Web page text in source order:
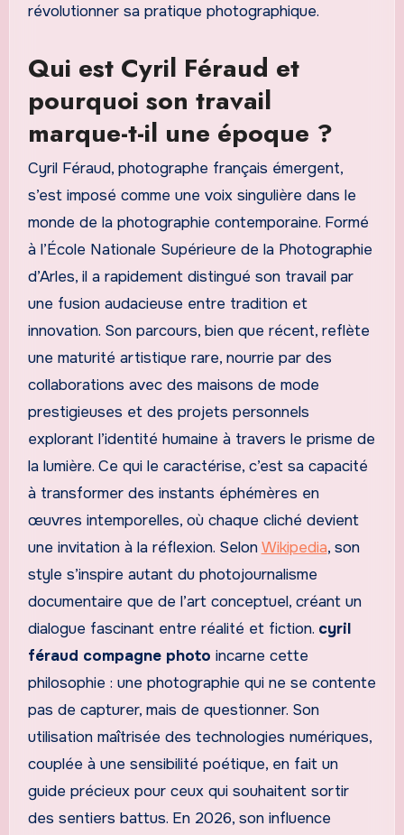
révolutionner sa pratique photographique.
Qui est Cyril Féraud et
pourquoi son travail
marque-t-il une époque ?
Cyril Féraud, photographe français émergent,
s’est imposé comme une voix singulière dans le
monde de la photographie contemporaine. Formé
à l’École Nationale Supérieure de la Photographie
d’Arles, il a rapidement distingué son travail par
une fusion audacieuse entre tradition et
innovation. Son parcours, bien que récent, reflète
une maturité artistique rare, nourrie par des
collaborations avec des maisons de mode
prestigieuses et des projets personnels
explorant l’identité humaine à travers le prisme de
la lumière. Ce qui le caractérise, c’est sa capacité
à transformer des instants éphémères en
œuvres intemporelles, où chaque cliché devient
une invitation à la réflexion. SelonWikipedia, son
style s’inspire autant du photojournalisme
documentaire que de l’art conceptuel, créant un
dialogue fascinant entre réalité et fiction. cyril
féraud compagne photo incarne cette
philosophie : une photographie qui ne se contente
pas de capturer, mais de questionner. Son
utilisation maîtrisée des technologies numériques,
couplée à une sensibilité poétique, en fait un
guide précieux pour ceux qui souhaitent sortir
des sentiers battus. En 2026, son influence